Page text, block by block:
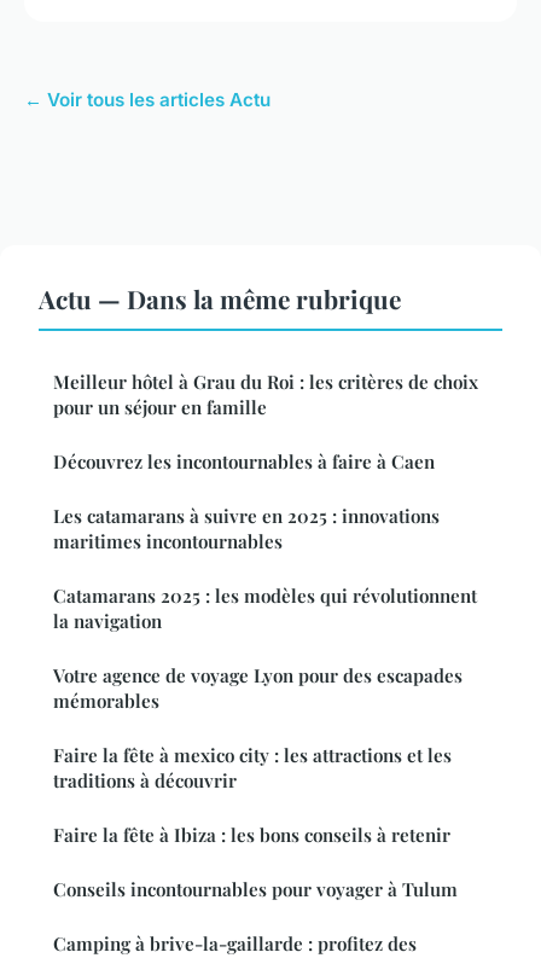
← Voir tous les articles Actu
Actu — Dans la même rubrique
Meilleur hôtel à Grau du Roi : les critères de choix
pour un séjour en famille
Découvrez les incontournables à faire à Caen
Les catamarans à suivre en 2025 : innovations
maritimes incontournables
Catamarans 2025 : les modèles qui révolutionnent
la navigation
Votre agence de voyage Lyon pour des escapades
mémorables
Faire la fête à mexico city : les attractions et les
traditions à découvrir
Faire la fête à Ibiza : les bons conseils à retenir
Conseils incontournables pour voyager à Tulum
Camping à brive-la-gaillarde : profitez des